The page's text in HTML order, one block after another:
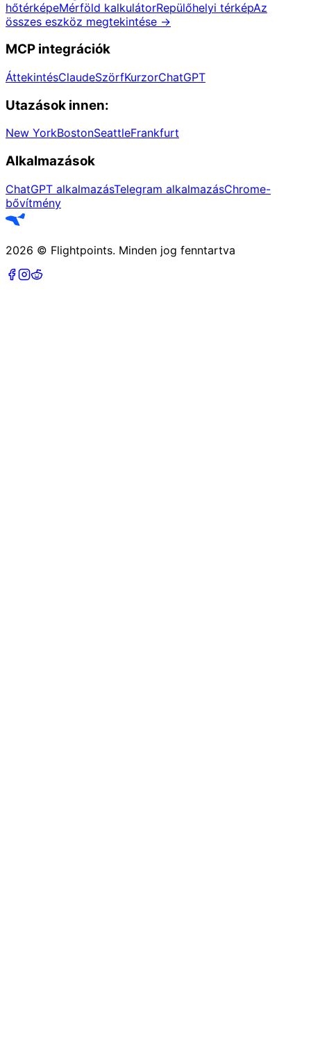
hőtérképeMérföld kalkulátorRepülőhelyi térképAz
összes eszköz megtekintése →
MCP integrációk
ÁttekintésClaudeSzörfKurzorChatGPT
Utazások innen:
New YorkBostonSeattleFrankfurt
Alkalmazások
ChatGPT alkalmazásTelegram alkalmazásChrome-
bővítmény
2026 © Flightpoints. Minden jog fenntartva